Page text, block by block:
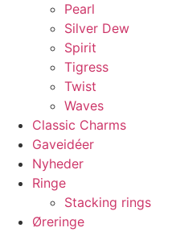
Pearl
Silver Dew
Spirit
Tigress
Twist
Waves
Classic Charms
Gaveidéer
Nyheder
Ringe
Stacking rings
Øreringe